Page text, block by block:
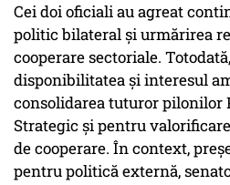
Cei doi oficiali au agreat
politic bilateral și urmărirea
cooperare sectoriale.
disponibilitatea și interesul
consolidarea tuturor pilonilor
Strategic și pentru
de cooperare. În context,
pentru politică externă,